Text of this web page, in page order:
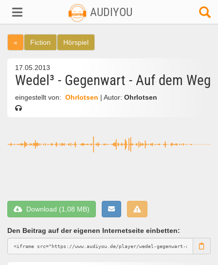
AUDIYOU
« Fiction Hörspiel
17.05.2013
Wedel³ - Gegenwart - Auf dem Weg
eingestellt von: Ohrlotsen | Autor: Ohrlotsen
Download (1,08 MB)
Den Beitrag auf der eigenen Internetseite einbetten: